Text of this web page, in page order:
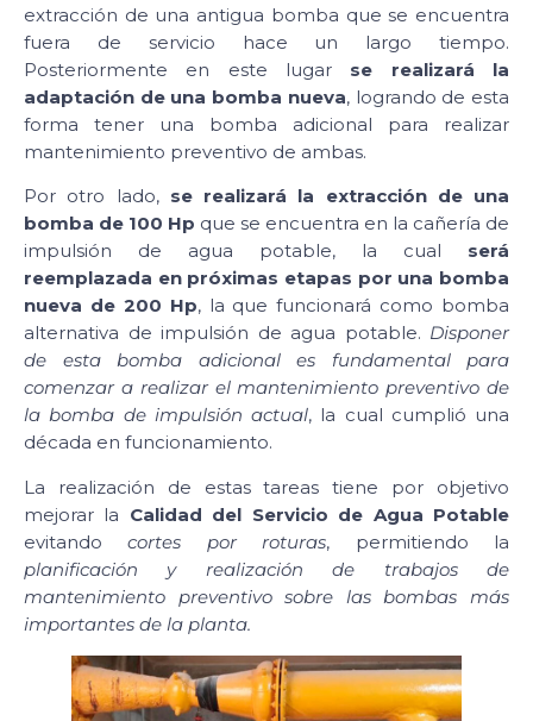
extracción de una antigua bomba que se encuentra
fuera de servicio hace un largo tiempo.
Posteriormente en este lugar se realizará la
adaptación de una bomba nueva, logrando de esta
forma tener una bomba adicional para realizar
mantenimiento preventivo de ambas.
Por otro lado, se realizará la extracción de una
bomba de 100 Hp que se encuentra en la cañería de
impulsión de agua potable, la cual será
reemplazada en próximas etapas por una bomba
nueva de 200 Hp, la que funcionará como bomba
alternativa de impulsión de agua potable. Disponer
de esta bomba adicional es fundamental para
comenzar a realizar el mantenimiento preventivo de
la bomba de impulsión actual, la cual cumplió una
década en funcionamiento.
La realización de estas tareas tiene por objetivo
mejorar la Calidad del Servicio de Agua Potable
evitandocortes por roturas, permitiendo la
planificación y realización de trabajos de
mantenimiento preventivo sobre las bombas más
importantes de la planta.